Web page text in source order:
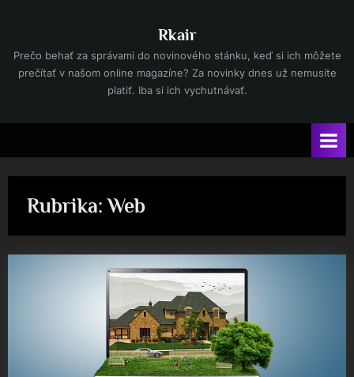
content
Rkair
Prečo behať za správami do novinového stánku, keď si ich môžete
prečítať v našom online magazíne? Za novinky dnes už nemusíte
platiť. Iba si ich vychutnávať.
Rubrika:Web